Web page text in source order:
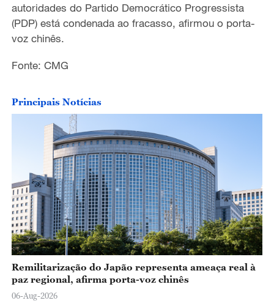
autoridades do Partido Democrático Progressista
(PDP) está condenada ao fracasso, afirmou o porta-
voz chinês.
Fonte: CMG
Principais Notícias
Remilitarização do Japão representa ameaça real à
paz regional, afirma porta-voz chinês
06-Aug-2026